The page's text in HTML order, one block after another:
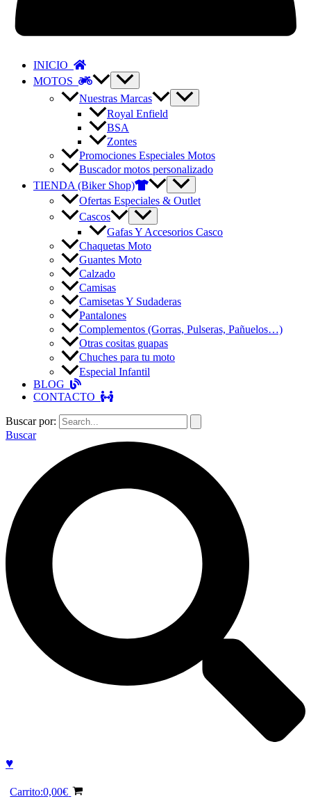
INICIO
MOTOS
Nuestras Marcas
Royal Enfield
BSA
Zontes
Promociones Especiales Motos
Buscador motos personalizado
TIENDA (Biker Shop)
Ofertas Especiales & Outlet
Cascos
Gafas Y Accesorios Casco
Chaquetas Moto
Guantes Moto
Calzado
Camisas
Camisetas Y Sudaderas
Pantalones
Complementos (Gorras, Pulseras, Pañuelos…)
Otras cositas guapas
Chuches para tu moto
Especial Infantil
BLOG
CONTACTO
Buscar por:
Buscar
♥
Carrito:0,00€